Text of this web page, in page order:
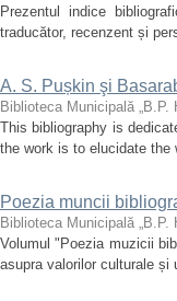
Prezentul indice
traducător, recenzent și
A. S. Pușkin şi
Biblioteca Municipală „B.P.
This bibliography is
the work is to elucidate
Poezia muncii
Biblioteca Municipală
Volumul "Poezia muzicii
asupra valorilor culturale și